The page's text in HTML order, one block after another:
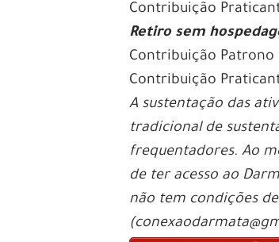
Contribuição
Retiro sem
Contribuição Patrono
Contribuição
A sustentação das
tradicional de
frequentadores. Ao
de ter acesso ao
não tem condições